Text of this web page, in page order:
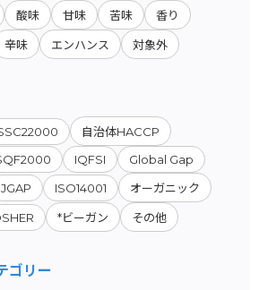
酸味 甘味 苦味 香り
辛味 エンハンス 対象外
自治体HACCP
IQFSI
Global Gap
JGAP ISO14001 オーガニック
*ビーガン その他
ゴリー